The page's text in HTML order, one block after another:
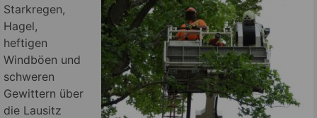
Starkregen,
Hagel,
heftigen
Windböen und
schweren
Gewittern über
die Lausitz